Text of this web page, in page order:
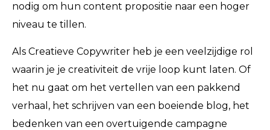
nodig om hun content propositie naar een hoger
niveau te tillen.
Als Creatieve Copywriter heb je een veelzijdige rol
waarin je je creativiteit de vrije loop kunt laten. Of
het nu gaat om het vertellen van een pakkend
verhaal, het schrijven van een boeiende blog, het
bedenken van een overtuigende campagne